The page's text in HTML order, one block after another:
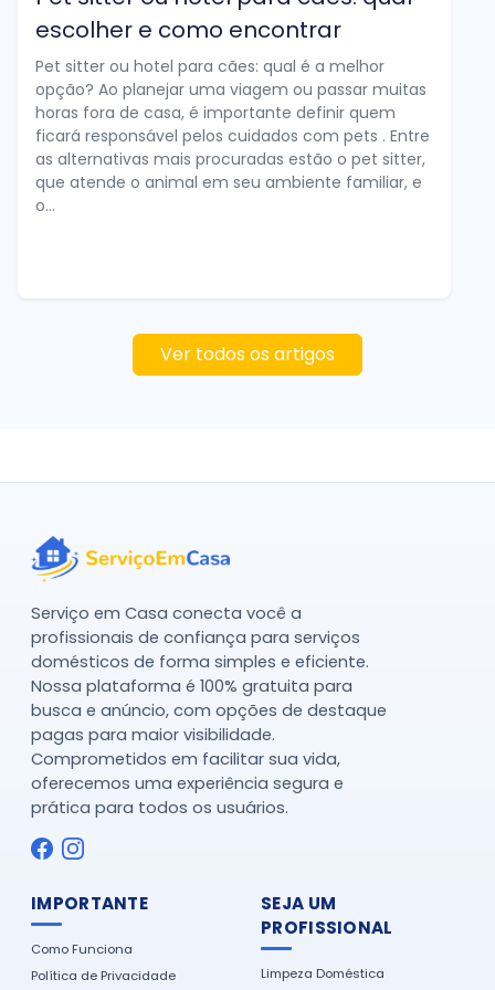
escolher e como encontrar
Pet sitter ou hotel para cães: qual é a melhor
opção? Ao planejar uma viagem ou passar muitas
horas fora de casa, é importante definir quem
ficará responsável pelos cuidados com pets . Entre
as alternativas mais procuradas estão o pet sitter,
que atende o animal em seu ambiente familiar, e
o...
Ver todos os artigos
Serviço em Casa conecta você a
profissionais de confiança para serviços
domésticos de forma simples e eficiente.
Nossa plataforma é 100% gratuita para
busca e anúncio, com opções de destaque
pagas para maior visibilidade.
Comprometidos em facilitar sua vida,
oferecemos uma experiência segura e
prática para todos os usuários.
IMPORTANTE
Como Funciona
Política de Privacidade
SEJA UM
PROFISSIONAL
Limpeza Doméstica